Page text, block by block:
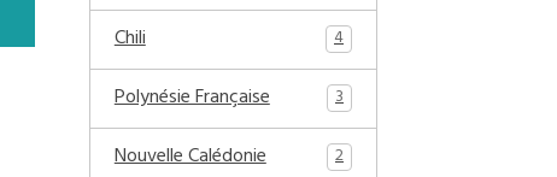
Chili 4
Polynésie Française 3
Nouvelle Calédonie 2